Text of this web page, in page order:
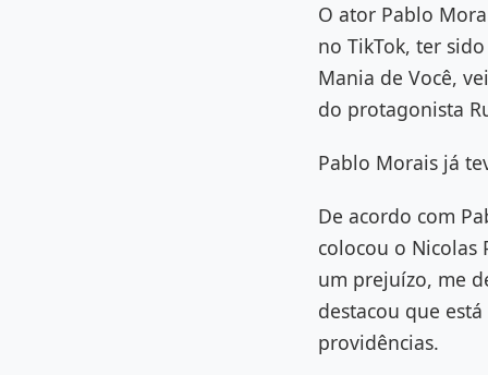
O ator Pablo
no TikTok, ter
Mania de Você,
do protagonista
Pablo Morais já
De acordo com
colocou o Nicolas
um prejuízo, me
destacou que
providências.